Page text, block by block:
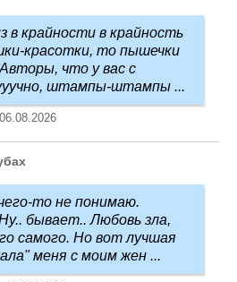
в крайности в крайность
красотки, то пышечки
что у вас с
штампы-штампы ...
06.08.2026
то не понимаю.
бывает.. Любовь зла,
самого. Но вот лучшая
меня с моим жен ...